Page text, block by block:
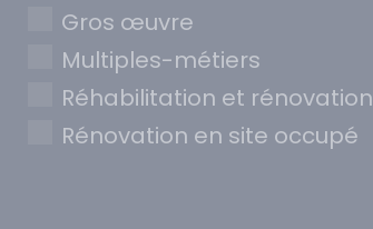
Gros œuvre
Multiples-métiers
Réhabilitation et rénovation
Rénovation en site occupé